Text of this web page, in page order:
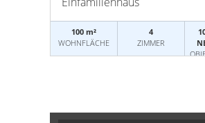
100 m²
WOHNFLÄCHE
4
ZIMMER